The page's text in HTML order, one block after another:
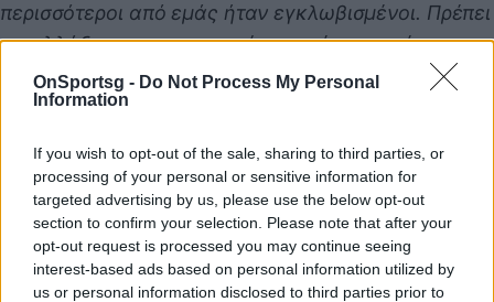
OnSportsg - Do Not Process My Personal
Information
If you wish to opt-out of the sale, sharing to third parties, or
processing of your personal or sensitive information for
targeted advertising by us, please use the below opt-out
section to confirm your selection. Please note that after your
opt-out request is processed you may continue seeing
interest-based ads based on personal information utilized by
us or personal information disclosed to third parties prior to
περισσότεροι από εμάς ήταν εγκλωβισμένοι. Πρέπει
να αλλάξουμε τη νοοτροπία μας, έχουμε τέσσερις
ημέρες για τον αγώνα στο Παλάου».
Παιχνίδι από παντού στη Novibet με το
νέο Mobile App